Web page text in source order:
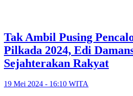
Tak Ambil Pusing
Pilkada 2024, Edi
Sejahterakan Rakyat
19 Mei 2024 - 16:10 WITA